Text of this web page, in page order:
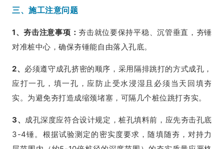
三、施工注意问题
1、夯击注意事项： 夯击就位要保持平稳、沉管垂直，夯锤
对准桩中心，确保夯锤能自由落入孔底。
2、 必须遵守成孔挤密的顺序，采用隔排跳打的方式成孔，
应打一孔，填一孔，应防止受水浸湿且必须当天回填夯
实。为避免夯打造成缩颈堵塞，可隔几个桩位跳打夯实。
3、 成孔深度应符合设计规定，桩孔填料前，应先夯击孔底
3-4锤。根据试验测定的密实度要求，随填随夯，对持力